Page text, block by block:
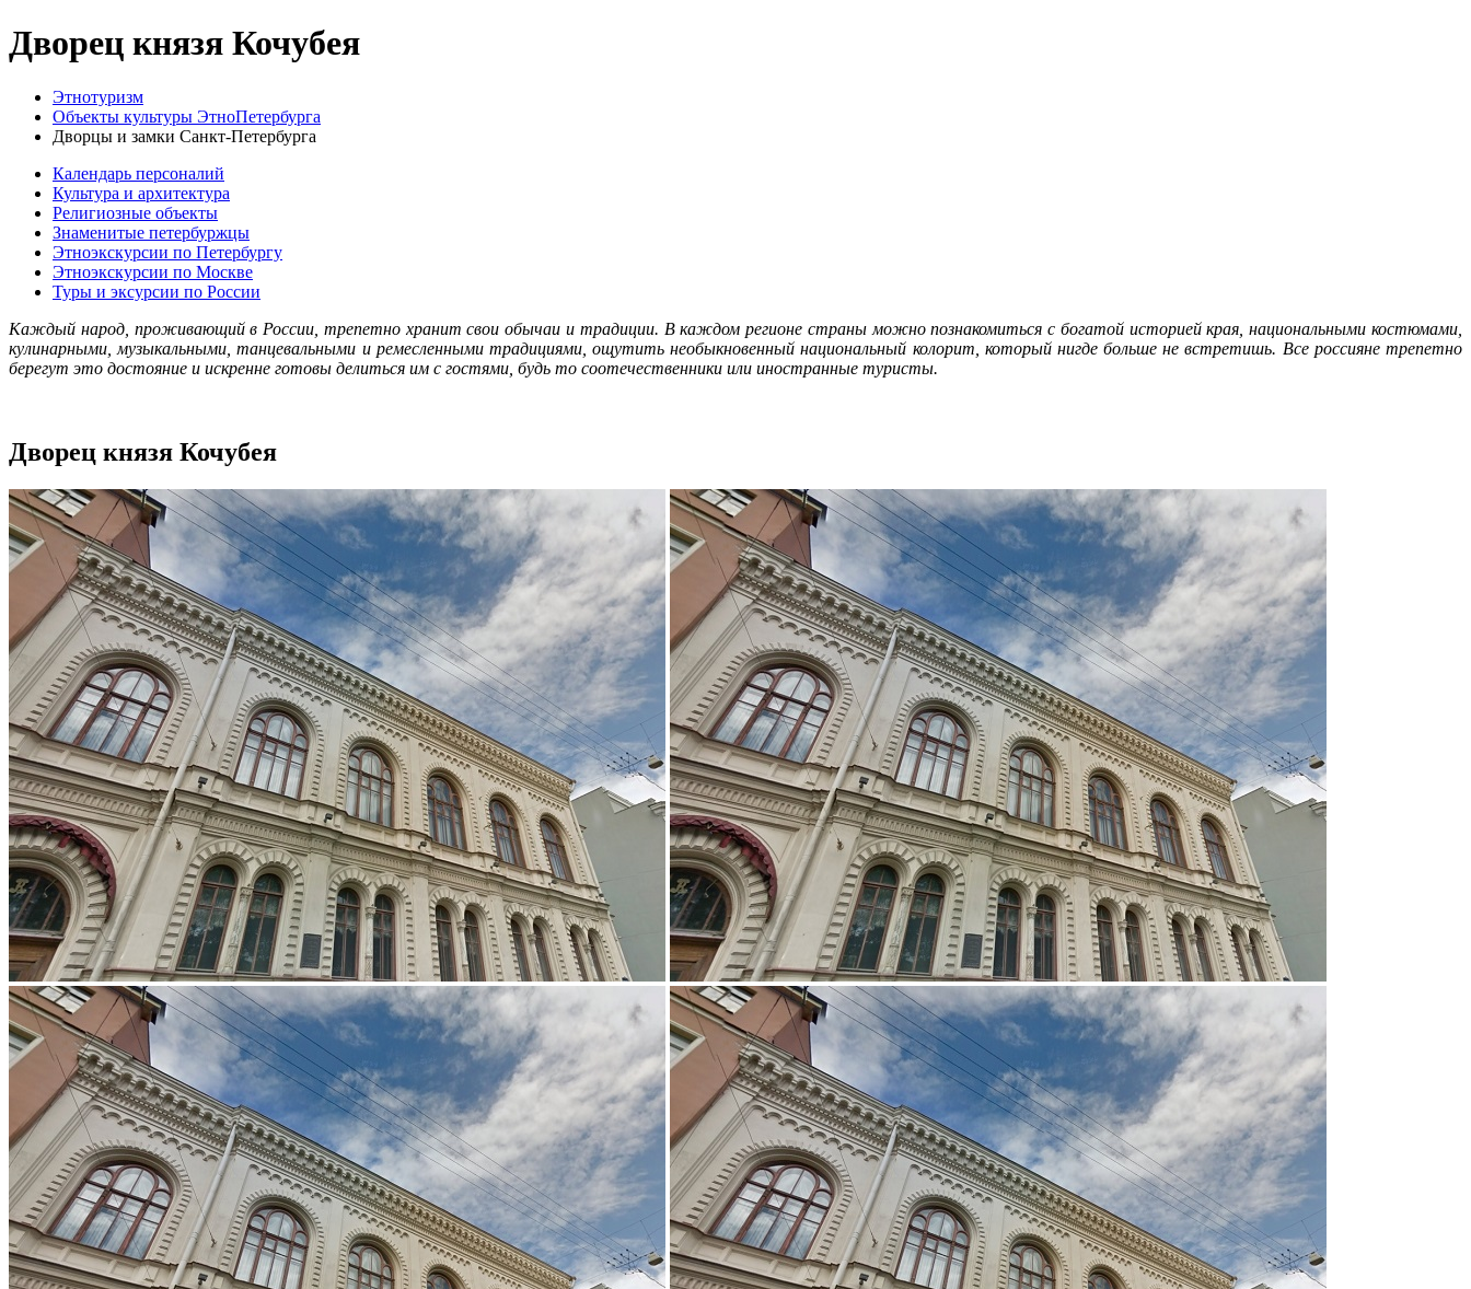
Дворец князя Кочубея
Этнотуризм
Объекты культуры ЭтноПетербурга
Дворцы и замки Санкт-Петербурга
Календарь персоналий
Культура и архитектура
Религиозные объекты
Знаменитые петербуржцы
Этноэкскурсии по Петербургу
Этноэкскурсии по Москве
Туры и эксурсии по России
Каждый народ, проживающий в России, трепетно хранит свои обычаи и традиции. В каждом регионе страны можно познакомиться с богатой историей края, национальными костюмами,
кулинарными, музыкальными, танцевальными и ремесленными традициями, ощутить необыкновенный национальный колорит, который нигде больше не встретишь. Все россияне трепетно
берегут это достояние и искренне готовы делиться им с гостями, будь то соотечественники или иностранные туристы.
Дворец князя Кочубея